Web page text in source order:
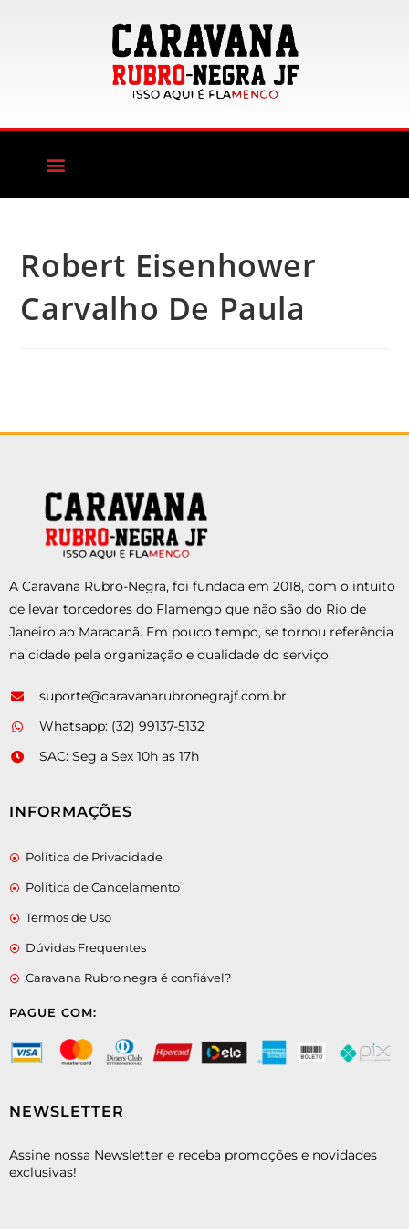
Robert Eisenhower
Carvalho De Paula
A Caravana Rubro-Negra, foi fundada em 2018, com o intuito
de levar torcedores do Flamengo que não são do Rio de
Janeiro ao Maracanã. Em pouco tempo, se tornou referência
na cidade pela organização e qualidade do serviço.
suporte@caravanarubronegrajf.com.br
Whatsapp: (32) 99137-5132
SAC: Seg a Sex 10h as 17h
INFORMAÇÕES
Política de Privacidade
Política de Cancelamento
Termos de Uso
Dúvidas Frequentes
Caravana Rubro negra é confiável?
PAGUE COM:
NEWSLETTER
Assine nossa Newsletter e receba promoções e novidades
exclusivas!